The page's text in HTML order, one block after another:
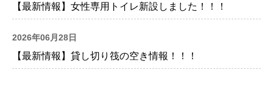
【最新情報】女性専用トイレ新設しました！！！
2026年06月28日
【最新情報】貸し切り筏の空き情報！！！